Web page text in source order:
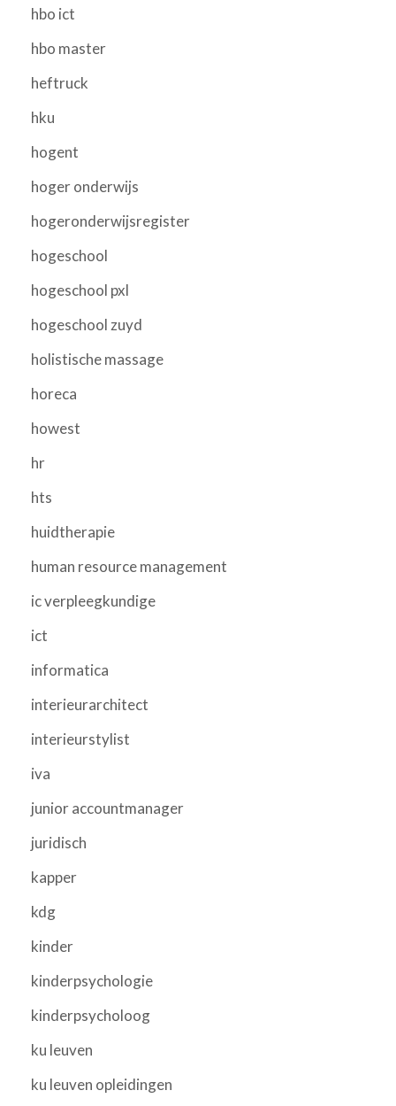
hbo ict
hbo master
heftruck
hku
hogent
hoger onderwijs
hogeronderwijsregister
hogeschool
hogeschool pxl
hogeschool zuyd
holistische massage
horeca
howest
hr
hts
huidtherapie
human resource management
ic verpleegkundige
ict
informatica
interieurarchitect
interieurstylist
iva
junior accountmanager
juridisch
kapper
kdg
kinder
kinderpsychologie
kinderpsycholoog
ku leuven
ku leuven opleidingen